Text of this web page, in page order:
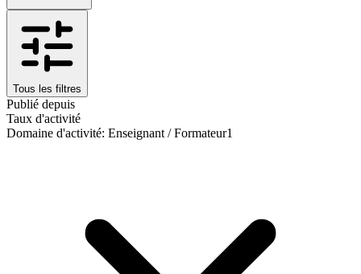
Tous les filtres
Publié depuis
Taux d'activité
Domaine d'activité: Enseignant / Formateur1